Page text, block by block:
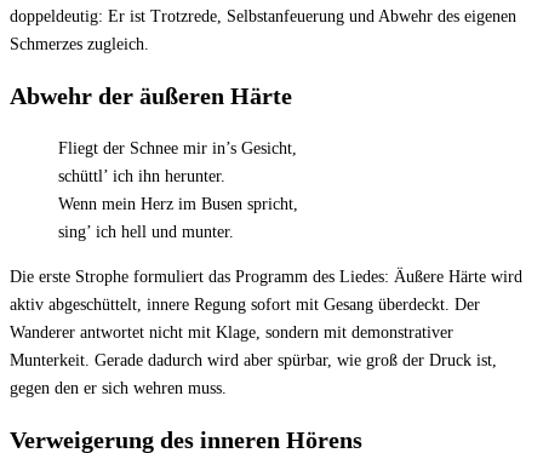
doppeldeutig: Er ist Trotzrede, Selbstanfeuerung und Abwehr des eigenen
Schmerzes zugleich.
Abwehr der äußeren Härte
Fliegt der Schnee mir in’s Gesicht,
schüttl’ ich ihn herunter.
Wenn mein Herz im Busen spricht,
sing’ ich hell und munter.
Die erste Strophe formuliert das Programm des Liedes: Äußere Härte wird
aktiv abgeschüttelt, innere Regung sofort mit Gesang überdeckt. Der
Wanderer antwortet nicht mit Klage, sondern mit demonstrativer
Munterkeit. Gerade dadurch wird aber spürbar, wie groß der Druck ist,
gegen den er sich wehren muss.
Verweigerung des inneren Hörens